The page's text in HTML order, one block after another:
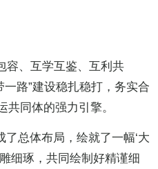
容、互学互鉴、互利共
一路”建设稳扎稳打，务实合
同体的强力引擎。
了总体布局，绘就了一幅‘大
细琢，共同绘制好精谨细